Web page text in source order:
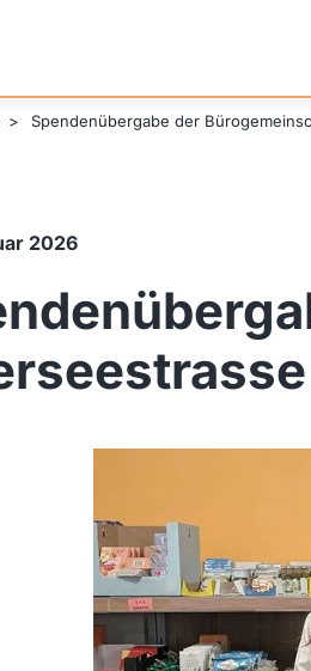
Spendenübergabe der
2026